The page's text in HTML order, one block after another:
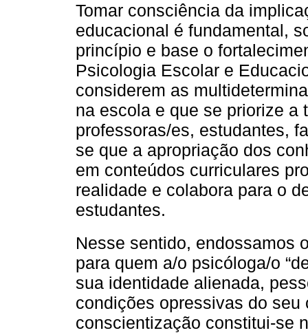
Tomar consciência da
educacional é fundamental,
princípio e base o
Psicologia Escolar e
considerem as
na escola e que se priorize a
professoras/es, estudantes,
se que a apropriação dos
em conteúdos curriculares
realidade e colabora para o
estudantes.
Nesse sentido, endossamos
para quem a/o psicóloga/o
sua identidade alienada,
condições opressivas do seu
conscientização constitui-se